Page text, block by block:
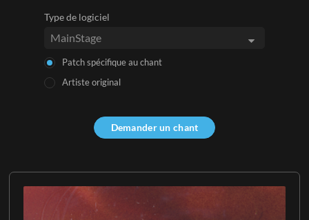
Type de logiciel
Patch spécifique au chant
Artiste original
Demander un chant